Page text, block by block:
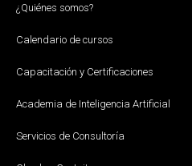
¿Quiénes somos?
Calendario de cursos
Capacitación y Certificaciones
Academia de Inteligencia Artificial
Servicios de Consultoría